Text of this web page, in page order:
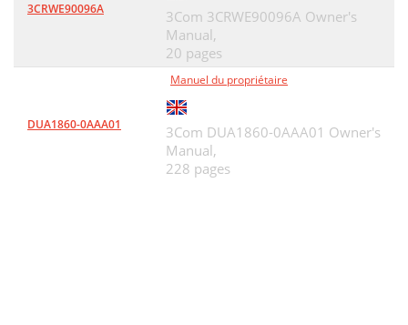
3CRWE90096A
3Com 3CRWE90096A Owner's
Manual,
20 pages
DUA1860-0AAA01
Manuel du propriétaire
3Com DUA1860-0AAA01 Owner's
Manual,
228 pages